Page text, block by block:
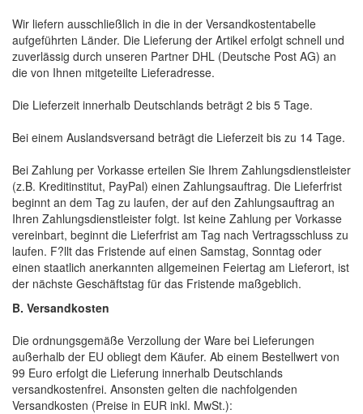
Wir liefern ausschließlich in die in der Versandkostentabelle
aufgeführten Länder. Die Lieferung der Artikel erfolgt schnell und
zuverlässig durch unseren Partner DHL (Deutsche Post AG) an
die von Ihnen mitgeteilte Lieferadresse.
Die Lieferzeit innerhalb Deutschlands beträgt 2 bis 5 Tage.
Bei einem Auslandsversand beträgt die Lieferzeit bis zu 14 Tage.
Bei Zahlung per Vorkasse erteilen Sie Ihrem Zahlungsdienstleister
(z.B. Kreditinstitut, PayPal) einen Zahlungsauftrag. Die Lieferfrist
beginnt an dem Tag zu laufen, der auf den Zahlungsauftrag an
Ihren Zahlungsdienstleister folgt. Ist keine Zahlung per Vorkasse
vereinbart, beginnt die Lieferfrist am Tag nach Vertragsschluss zu
laufen. F?llt das Fristende auf einen Samstag, Sonntag oder
einen staatlich anerkannten allgemeinen Feiertag am Lieferort, ist
der nächste Geschäftstag für das Fristende maßgeblich.
B. Versandkosten
Die ordnungsgemäße Verzollung der Ware bei Lieferungen
außerhalb der EU obliegt dem Käufer. Ab einem Bestellwert von
99 Euro erfolgt die Lieferung innerhalb Deutschlands
versandkostenfrei. Ansonsten gelten die nachfolgenden
Versandkosten (Preise in EUR inkl. MwSt.):